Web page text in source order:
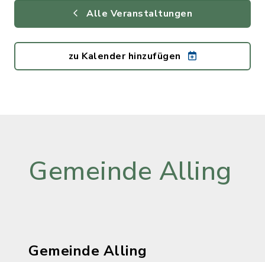
Alle Veranstaltungen
zu Kalender hinzufügen
Gemeinde Alling
Gemeinde Alling